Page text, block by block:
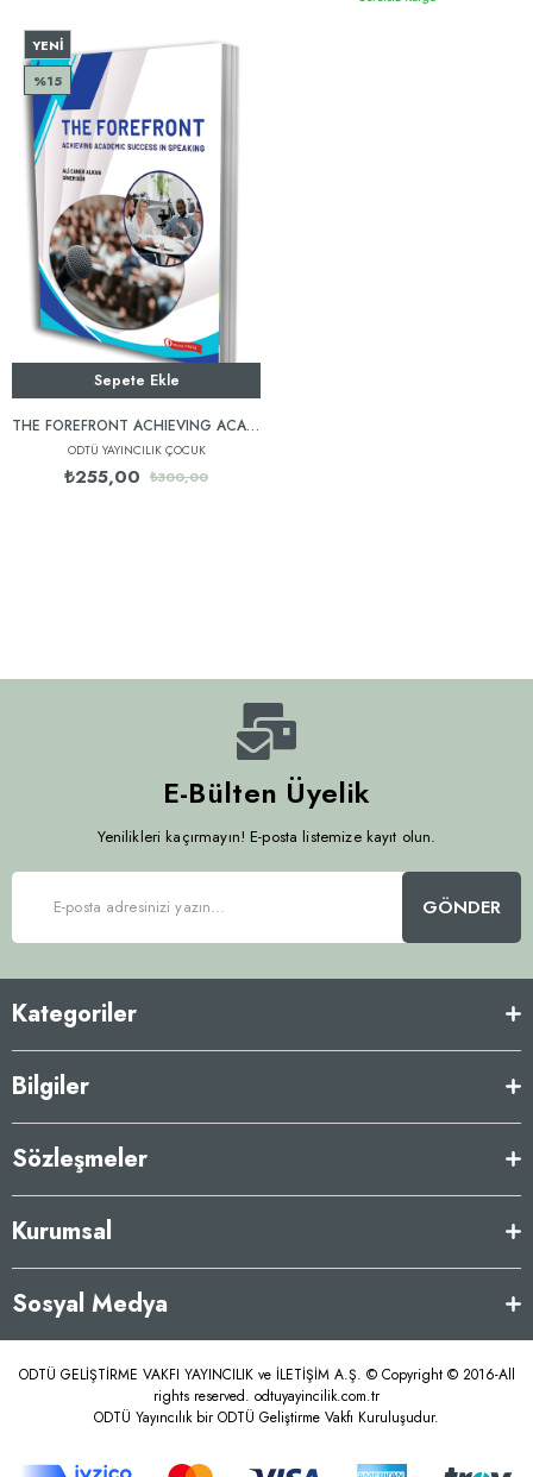
Sepete Ekle
THE FOREFRONT ACHIEVING ACADEMIC SUCCESS IN SPEAKING
ODTÜ YAYINCILIK ÇOCUK
₺255,00 ₺300,00
YENI
ÜRÜN
%15
E-Bülten Üyelik
Yenilikleri kaçırmayın! E-posta listemize kayıt olun.
GÖNDER
Kategoriler
Bilgiler
Sözleşmeler
Kurumsal
Sosyal Medya
ODTÜ GELİŞTİRME VAKFI YAYINCILIK ve İLETİŞİM A.Ş. © Copyright © 2016-All
rights reserved. odtuyayincilik.com.tr
ODTÜ Yayıncılık bir ODTÜ Geliştirme Vakfı Kuruluşudur.